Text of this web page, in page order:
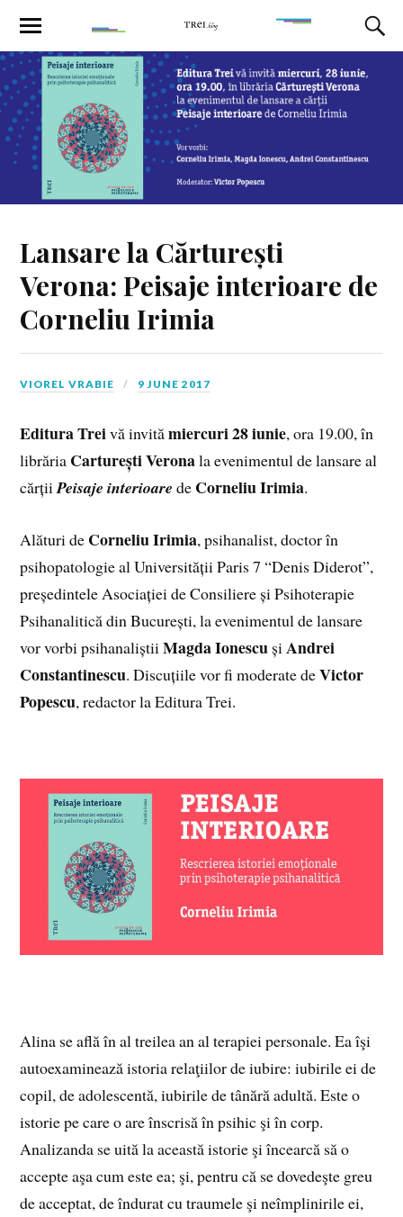
Lansare la Cărturești
Verona: Peisaje interioare de
Corneliu Irimia
VIOREL VRABIE 9 JUNE 2017
Editura Treivă invitămiercuri 28 iunie, ora 19.00, în
librăria Carturești Veronala evenimentul de lansare al
cărțiiPeisaje interioare de Corneliu Irimia.
Alături de Corneliu Irimia, psihanalist, doctor în
psihopatologie al Universității Paris 7 “Denis Diderot”,
președintele Asociației de Consiliere și Psihoterapie
Psihanalitică din București, la evenimentul de lansare
vor vorbi psihanaliștiiMagda Ionescu șiAndrei
Constantinescu. Discuțiile vor fi moderate deVictor
Popescu, redactor la Editura Trei.
Alina se află în al treilea an al terapiei personale. Ea îşi
autoexaminează istoria relaţiilor de iubire: iubirile ei de
copil, de adolescentă, iubirile de tânără adultă. Este o
istorie pe care o are înscrisă în psihic şi în corp.
Analizanda se uită la această istorie şi încearcă să o
accepte aşa cum este ea; şi, pentru că se dovedeşte greu
de acceptat, de îndurat cu traumele şi neîmplinirile ei,